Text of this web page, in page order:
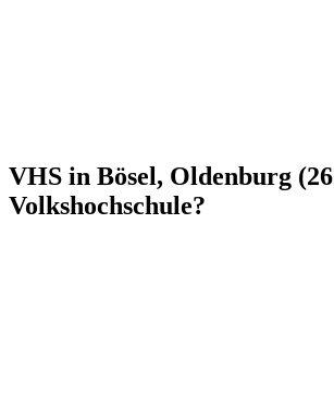
VHS in Bösel, Oldenburg
Volkshochschule?